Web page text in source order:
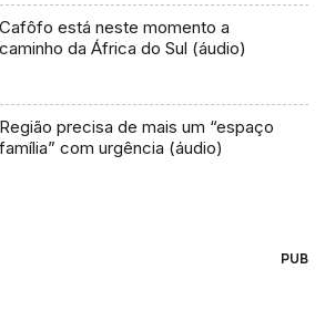
Cafôfo está neste momento a
caminho da África do Sul (áudio)
Região precisa de mais um “espaço
família” com urgência (áudio)
PUB